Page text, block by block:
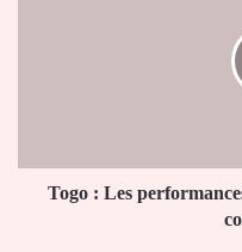
de
nouveauTogo : Les